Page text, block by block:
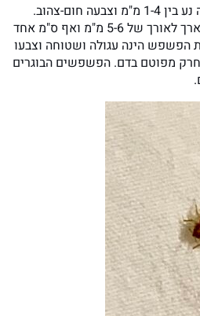
גודל נמפה של פשפש המיטה נע בין 1-4 מ"מ וצבעה חום-צהוב.
פשפש מיטה בוגר עשוי להתארך לאורך של 5-6 מ"מ ואף ס"מ אחד
הפשפש הינה עגולה ושטוחה וצבעו
מפוטם בדם. הפשפשים הבוגרים